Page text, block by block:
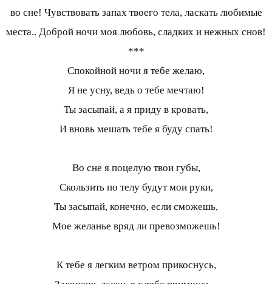
во сне! Чувствовать запах твоего тела, ласкать любимые
места.. Доброй ночи моя любовь, сладких и нежных снов!
***
Спокойной ночи я тебе желаю,
Я не усну, ведь о тебе мечтаю!
Ты засыпай, а я приду в кровать,
И вновь мешать тебе я буду спать!
Во сне я поцелую твои губы,
Скользить по телу будут мои руки,
Ты засыпай, конечно, если сможешь,
Мое желанье вряд ли превозможешь!
К тебе я легким ветром прикоснусь,